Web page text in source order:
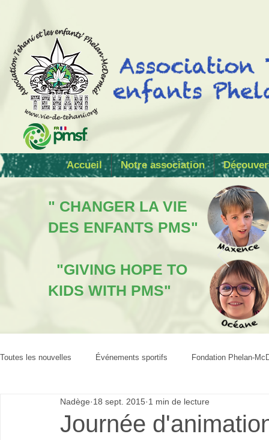
Accueil Notre association
" CHANGER LA VIE
DES ENFANTS PMS"
"GIVING HOPE TO
KIDS WITH PMS"
Toutes les nouvelles Événements sportifs Fondation Phelan-
Journée
Nadège 18 sept. 2015 1 min de lecture